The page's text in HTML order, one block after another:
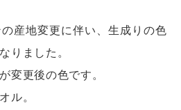
産地変更に伴い、生成りの色
りました。
変更後の色です。
ル。